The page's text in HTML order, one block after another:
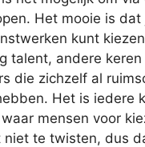
Het mooie is dat
kunt
talent, andere
die zichzelf al
Het is iedere
mensen voor
niet te twisten, dus